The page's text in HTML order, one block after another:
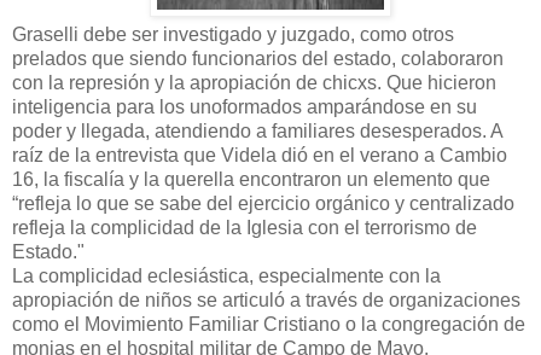
Graselli debe ser investigado y juzgado, como otros
prelados que siendo funcionarios del estado, colaboraron
con la represión y la apropiación de chicxs. Que hicieron
inteligencia para los unoformados amparándose en su
poder y llegada, atendiendo a familiares desesperados. A
raíz de la entrevista que Videla dió en el verano a Cambio
16, la fiscalía y la querella encontraron un elemento que
“refleja lo que se sabe del ejercicio orgánico y centralizado
refleja la complicidad de la Iglesia con el terrorismo de
Estado."
La complicidad eclesiástica, especialmente con la
apropiación de niños se articuló a través de organizaciones
como el Movimiento Familiar Cristiano o la congregación de
monjas en el hospital militar de Campo de Mayo.